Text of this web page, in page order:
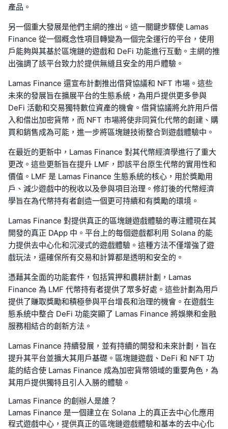
產品。
另一個重大發展是他們主網的推出。這一關鍵步驟使 Lamas
Finance 從一個概念性項目轉變為一個完全運行的平台，使用
戶能夠與其基於區塊鏈的遊戲和 DeFi 功能進行互動。主網的推
出強調了該平台致力於提供無縫且安全的用戶體驗。
Lamas Finance 還宣布計劃推出借貸協議和 NFT 市場。這些
未來的發展旨在擴展平台的生態系統，為用戶提供更多參與
DeFi 活動和交易獨特數位資產的機會。借貸協議將允許用戶借
入和借出加密貨幣，而 NFT 市場將使非同質化代幣的創建、購
買和銷售成為可能，進一步將區塊鏈技術整合到遊戲體驗中。
在最近的更新中，Lamas Finance 對其代幣經濟學進行了重大
更改。這些更新旨在提升 LMF，即該平台原生代幣的實用性和
價值。LMF 是 Lamas Finance 生態系統的核心，用於獎勵用
戶、減少遊戲中的稅收以及參與項目治理。修訂後的代幣經濟
學旨在為代幣持有者創造一個更可持續和有獎勵的環境。
Lamas Finance 對提供真正的區塊鏈遊戲體驗的專注體現在其
開發的真正 DApp 中。平台上的每個遊戲都利用 Solana 的能
力提供去中心化和沉浸式的遊戲體驗。這種方法不僅增強了遊
戲玩法，還確保所有交易和計算都是透明和安全的。
憑藉其全面的功能套件，包括質押和農耕計劃，Lamas
Finance 為 LMF 代幣持有者提供了眾多好處。這些計劃為用戶
提供了賺取獎勵和積極參與平台增長和治理的機會。在遊戲生
態系統中整合 DeFi 功能突顯了 Lamas Finance 將娛樂和金融
服務相結合的創新方法。
Lamas Finance 持續發展，並有持續的開發和未來計劃，旨在
提升其平台並擴大其用戶基礎。區塊鏈遊戲、DeFi 和 NFT 功
能的結合使 Lamas Finance 成為加密貨幣領域的重要角色，為
其用戶提供獨特且引人入勝的體驗。
Lamas Finance 的創辦人是誰？
Lamas Finance 是一個建立在 Solana 上的真正去中心化應用
程式遊戲中心，提供真正的區塊鏈遊戲體驗和基本的去中心化